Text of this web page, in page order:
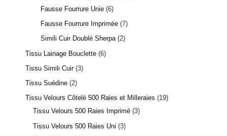
1 avis
Fausse Fourrure Unie 6
Fausse Fourrure Imprimée 7
Simili Cuir Doublé Sherpa 2
Tissu Lainage Bouclette 6
Tissu Simili Cuir 3
Tissu Suédine 2
Tissu Velours Côtelé 500 Raies et Milleraies
19
Tissu Velours 500 Raies Imprimé 3
Tissu Velours 500 Raies Uni 3